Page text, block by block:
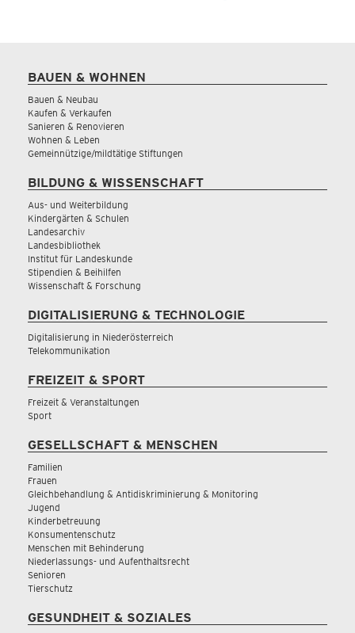
BAUEN & WOHNEN
Bauen & Neubau
Kaufen & Verkaufen
Sanieren & Renovieren
Wohnen & Leben
Gemeinnützige/mildtätige Stiftungen
BILDUNG & WISSENSCHAFT
Aus- und Weiterbildung
Kindergärten & Schulen
Landesarchiv
Landesbibliothek
Institut für Landeskunde
Stipendien & Beihilfen
Wissenschaft & Forschung
DIGITALISIERUNG & TECHNOLOGIE
Digitalisierung in Niederösterreich
Telekommunikation
FREIZEIT & SPORT
Freizeit & Veranstaltungen
Sport
GESELLSCHAFT & MENSCHEN
Familien
Frauen
Gleichbehandlung & Antidiskriminierung & Monitoring
Jugend
Kinderbetreuung
Konsumentenschutz
Menschen mit Behinderung
Niederlassungs- und Aufenthaltsrecht
Senioren
Tierschutz
GESUNDHEIT & SOZIALES